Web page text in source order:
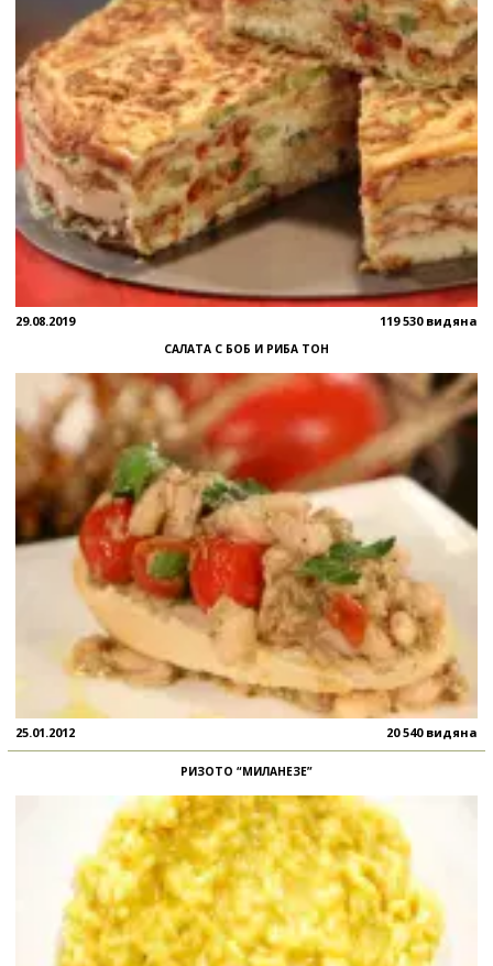
29.08.2019 119 530 видяна
САЛАТА С БОБ И РИБА ТОН
25.01.2012 20 540 видяна
РИЗОТО “МИЛАНЕЗЕ”